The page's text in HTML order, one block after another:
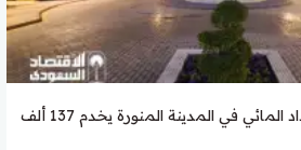
مشروع ضخم لتعزيز الإمداد المائي في المدينة المنورة يخدم 137 ألف